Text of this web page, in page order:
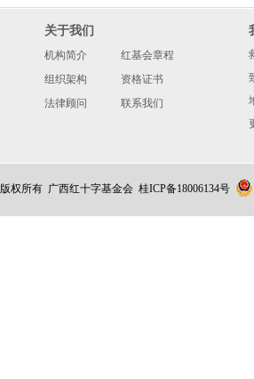
关于我们
机构简介
红基会章程
组织架构
资格证书
法律顾问
联系我们
版权所有 广西红十字基金会 桂ICP备18006134号